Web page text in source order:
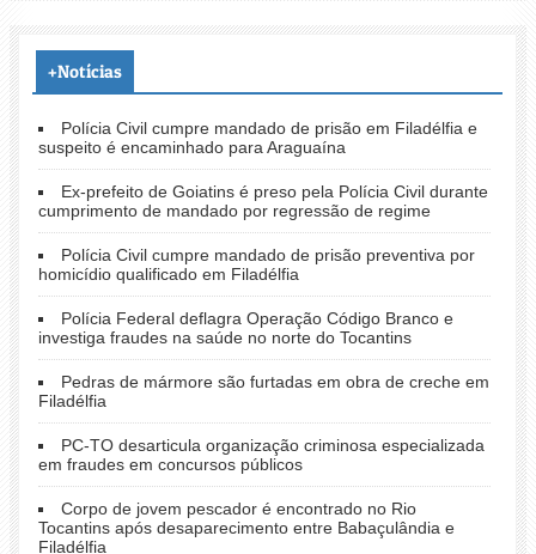
+Notícias
Polícia Civil cumpre mandado de prisão em Filadélfia e
suspeito é encaminhado para Araguaína
Ex-prefeito de Goiatins é preso pela Polícia Civil durante
cumprimento de mandado por regressão de regime
Polícia Civil cumpre mandado de prisão preventiva por
homicídio qualificado em Filadélfia
Polícia Federal deflagra Operação Código Branco e
investiga fraudes na saúde no norte do Tocantins
Pedras de mármore são furtadas em obra de creche em
Filadélfia
PC-TO desarticula organização criminosa especializada
em fraudes em concursos públicos
Corpo de jovem pescador é encontrado no Rio
Tocantins após desaparecimento entre Babaçulândia e
Filadélfia